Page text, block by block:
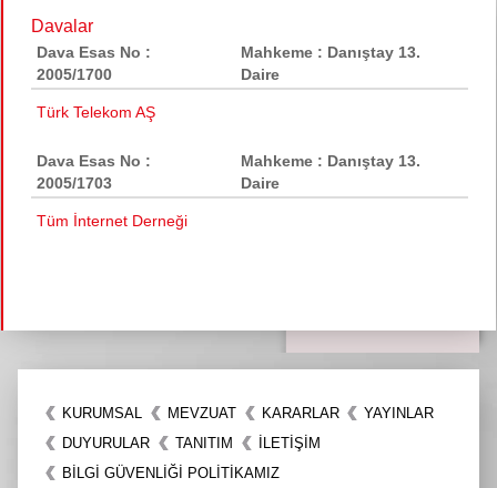
Davalar
Dava Esas No :
2005/1700
Mahkeme : Danıştay 13.
Daire
Türk Telekom AŞ
Dava Esas No :
2005/1703
Mahkeme : Danıştay 13.
Daire
Tüm İnternet Derneği
KURUMSAL MEVZUAT KARARLAR
YAYINLAR
DUYURULAR
TANITIM
İLETIŞIM
BİLGİ GÜVENLİĞİ POLİTİKAMIZ